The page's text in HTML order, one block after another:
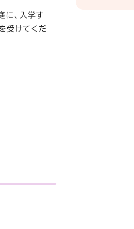
に、入学す
受けてくだ